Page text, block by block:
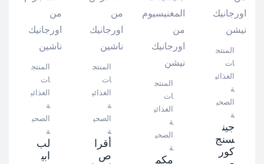
المنتج
ات
الغذائي
ة
الصحي
ة
جين
سنج
كور
المنتج
ات
الغذائي
ة
الصحي
ة
مكم
المنتج
ات
الغذائي
ة
الصحي
ة
أقرا
ص
المنتج
ات
الغذائي
ة
الصحي
ة
لب
ابي